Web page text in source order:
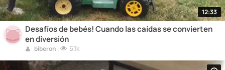
12:33
Desafíos de bebés! Cuando las caídas se convierten
en diversión
biberon 6.1k